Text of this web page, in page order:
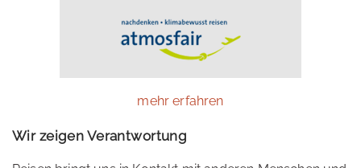
mehr erfahren
Wir zeigen Verantwortung